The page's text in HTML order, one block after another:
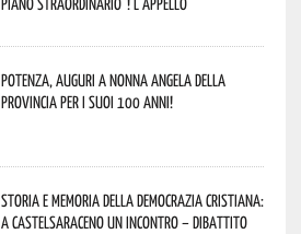
Potenza, auguri a nonna Angela della
provincia per i suoi 100 anni!
Storia e memoria della Democrazia Cristiana:
a Castelsaraceno un incontro – dibattito